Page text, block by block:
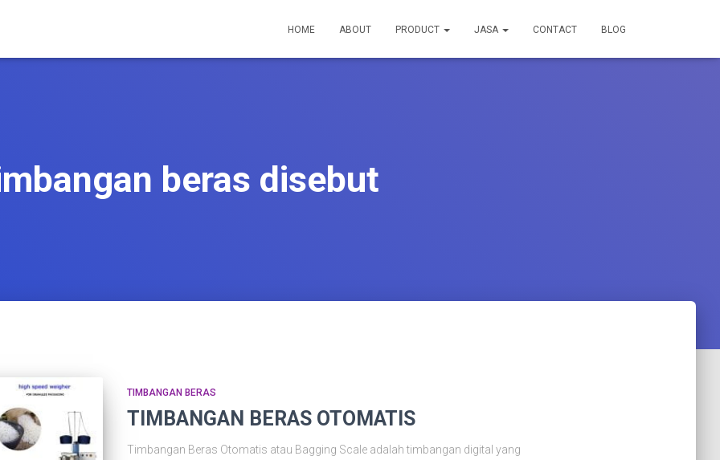
HOME ABOUT PRODUCT JASA CONTACT BLOG
beras disebut
TIMBANGAN BERAS
TIMBANGAN BERAS OTOMATIS
Timbangan Beras Otomatis atau Bagging Scale adalah timbangan digital yang